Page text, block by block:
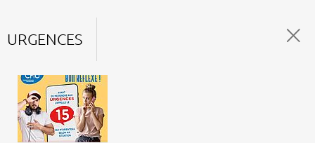
URGENCES